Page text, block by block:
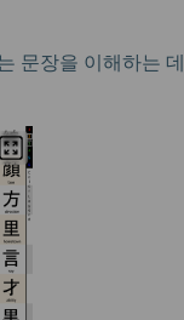
문장을 이해하는 데